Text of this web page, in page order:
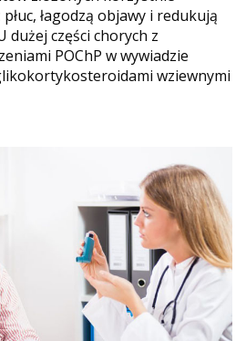
łagodzą objawy i redukują
dużej części chorych z
POChP w wywiadzie
wziewnymi